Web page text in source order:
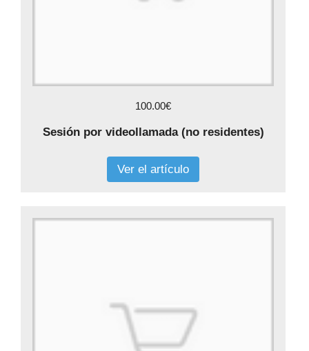
100.00€
Sesión por videollamada (no residentes)
Ver el artículo